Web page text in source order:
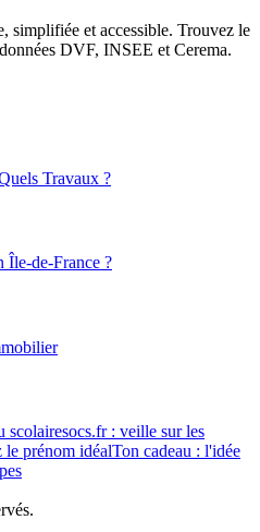
simplifiée et accessible. Trouvez le
DVF, INSEE et Cerema.
Travaux ?
Île-de-France ?
scolairesocs.fr : veille sur les
le prénom idéalTon cadeau : l'idée